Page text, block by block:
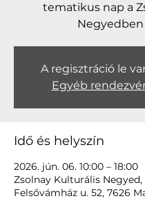
tematikus nap a
Negyedben
A regisztráció le
Egyéb
Idő és helyszín
2026. jún. 06. 10:00 – 18:00
Zsolnay Kulturális Negyed,
Felsővámház u. 52, 7626